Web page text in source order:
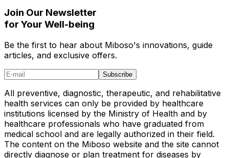
Join Our Newsletter
for Your Well-being
Be the first to hear about Miboso's innovations, guide
articles, and exclusive offers.
Subscribe
All preventive, diagnostic, therapeutic, and rehabilitative
health services can only be provided by healthcare
institutions licensed by the Ministry of Health and by
healthcare professionals who have graduated from
medical school and are legally authorized in their field.
The content on the Miboso website and the site cannot
directly diagnose or plan treatment for diseases by